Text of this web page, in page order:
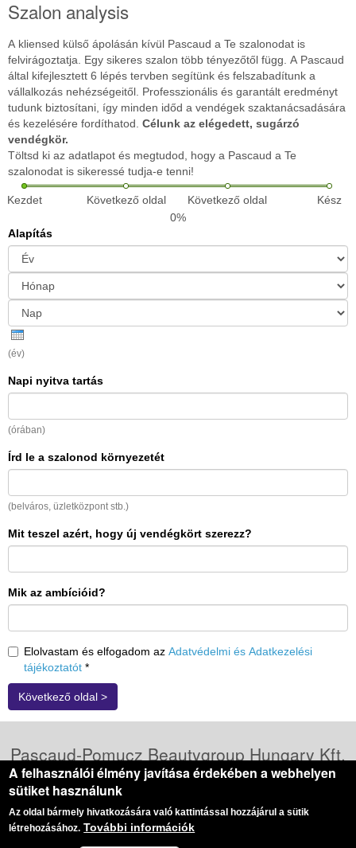
Szalon analysis
A kliensed külső ápolásán kívül Pascaud a Te szalonodat is
felvirágoztatja. Egy sikeres szalon több tényezőtől függ. A Pascaud
által kifejlesztett 6 lépés tervben segítünk és felszabadítunk a
vállalkozás nehézségeitől. Professzionális és garantált eredményt
tudunk biztosítani, így minden időd a vendégek szaktanácsadására
és kezelésére fordíthatod. Célunk az elégedett, sugárzó
vendégkör.
Töltsd ki az adatlapot és megtudod, hogy a Pascaud a Te
szalonodat is sikeressé tudja-e tenni!
Kezdet Következő oldal Következő oldal
Kész
0%
Alapítás
Hónap
Nap
(év)
Napi nyitva tartás
(órában)
Írd le a szalonod környezetét
(belváros, üzletközpont stb.)
Mit teszel azért, hogy új vendégkört szerezz?
Mik az ambícióid?
Elolvastam és elfogadom az Adatvédelmi és Adatkezelési
tájékoztatót *
Következő oldal >
Pascaud-Pomucz Beautygroup Hungary Kft.
- a teljes bőr megfiatalításáért
Telefon: +36 (70) 5070045|Bejelentkezés: +36 (70) 6038597
E-mail: info@pascaud-pomucz.hu|Web:
A felhasználói élmény javítása érdekében a webhelyen
sütiket használunk
Az oldal bármely hivatkozására való kattintással hozzájárul a sütik
létrehozásához. További információk